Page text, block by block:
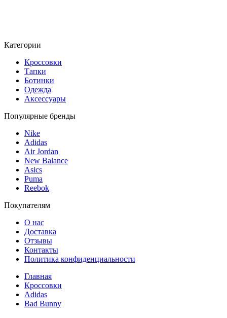
Категории
Кроссовки
Тапки
Ботинки
Одежда
Аксессуары
Популярные бренды
Nike
Adidas
Air Jordan
New Balance
Asics
Puma
Reebok
Покупателям
О нас
Доставка
Отзывы
Контакты
Политика конфиденциальности
Главная
Кроссовки
Adidas
Bad Bunny